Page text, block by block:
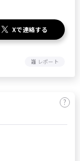
Xで連絡する
レポート
?